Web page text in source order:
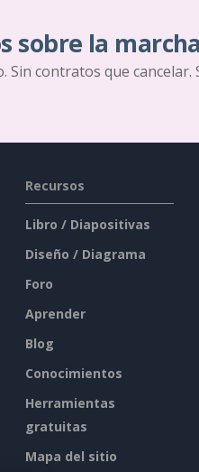
sobre la marcha
Sin contratos que cancelar.
Recursos
Libro / Diapositivas
Diseño / Diagrama
Foro
Aprender
Blog
Conocimientos
Herramientas
gratuitas
Mapa del sitio